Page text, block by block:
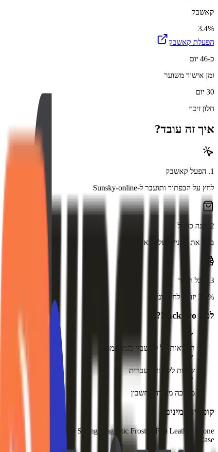
קאשבק
3.4%
הפעלת קאשבק
כ-46 יום
זמן אישור משוער
30 יום
חלון זיכוי
איך זה עובד?
1
. הפעל קאשבק
לחץ על הכפתור ותועבר ל-Sunsky-online
2
קנה כרגיל
בצע את הקנייה שלך באתר
3
.
קבל החזר
3.4% יזוכה לחשבונך
למה Backtivo?
התראות על קאשבק בזמן אמת
שירות לקוחות בעברית
משיכה מהירה לחשבון
קופונים זמינים
EDA0080126 vivo Strong Magnetic Frosted Flip Leather Phone
Case